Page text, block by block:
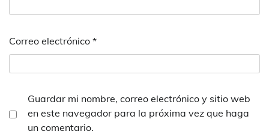
Correo electrónico *
Guardar mi nombre, correo electrónico y sitio web
en este navegador para la próxima vez que haga
un comentario.